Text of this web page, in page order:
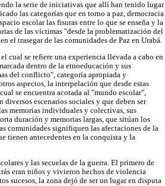
la serie de iniciativas que allí han tenido lugar
las categorías que en torno a paz, democracia
escolar las fisuras entre lo que se enseña y la
de las víctimas "desde la problematización del
el trasegar de las comunidades de Paz en Urabá.
cual se refiere una experiencia llevada a cabo en
dentro de la etnoeducación y sus
del conflicto", categoría apropiada y
aspectos, la interpelación que desde estas
se encuentra acotada al "mundo escolar",
escenarios sociales y que deben ser
memorias individuales y colectivas, sus
duración y memorias largas, que sitúan los
comunidades signifiquen las afectaciones de la
tienen antecedentes en la conquista y la
y las secuelas de la guerra. El primero de
eran niños y vivieron hechos de violencia
sucesos, la zona dejó de ser un lugar en disputa